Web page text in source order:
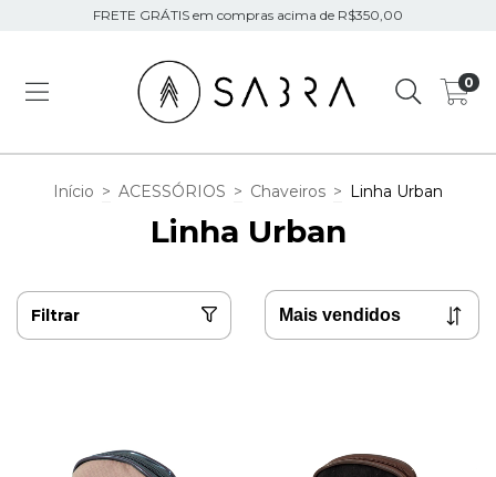
FRETE GRÁTIS em compras acima de R$350,00
0
Início > ACESSÓRIOS > Chaveiros > Linha Urban
Linha Urban
Filtrar